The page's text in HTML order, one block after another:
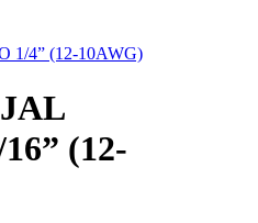
1/4” (12-10AWG)
(12-